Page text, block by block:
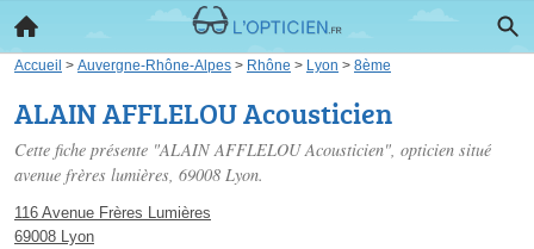
Accueil > Auvergne-Rhône-Alpes > Rhône > Lyon > 8ème
ALAIN AFFLELOU Acousticien
Cette fiche présente "ALAIN AFFLELOU Acousticien", opticien situé
avenue frères lumières, 69008 Lyon.
116 Avenue Frères Lumières
69008 Lyon